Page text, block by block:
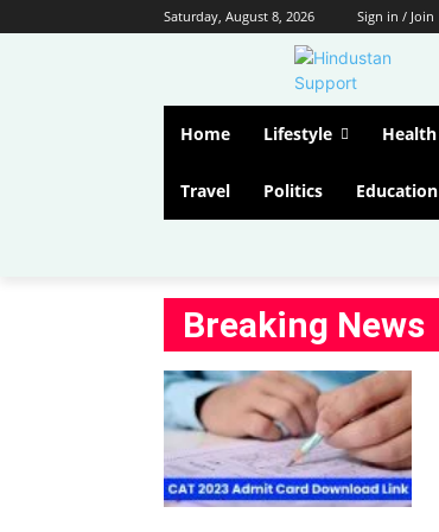
Saturday, August 8, 2026 Sign in / Join
Home Lifestyle Health
Travel Politics Education
Breaking News